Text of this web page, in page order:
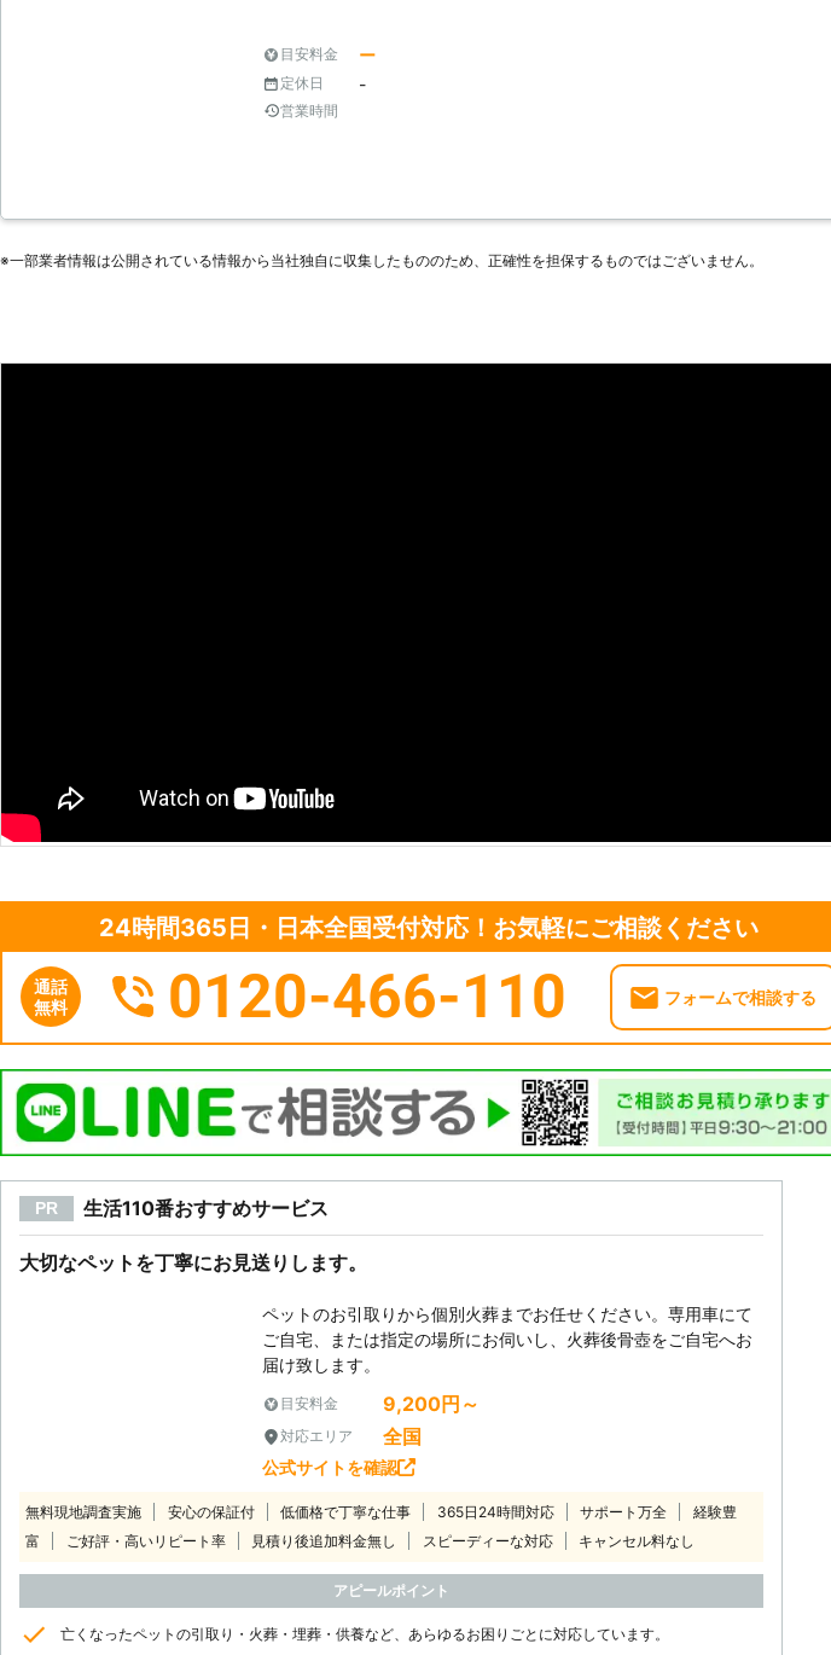
目安料金 ー
定休日 -
営業時間
※⼀部業者情報は公開されている情報から当社独⾃に収集したもののため、正確性を担保するものではございません。
24時間365日・日本全国受付対応！お気軽にご相談ください
通話
無料
0120-466-110 フォームで相談する
PR 生活110番おすすめサービス
大切なペットを丁寧にお見送りします。
ペットのお引取りから個別火葬までお任せください。専用車にて
ご自宅、または指定の場所にお伺いし、火葬後骨壺をご自宅へお
届け致します。
目安料金 9,200円～
対応エリア 全国
公式サイトを確認
無料現地調査実施 安心の保証付 低価格で丁寧な仕事 365日24時間対応 サポート万全
経験豊
富
ご好評・高いリピート率 見積り後追加料金無し スピーディーな対応 キャンセル料なし
アピールポイント
亡くなったペットの引取り・火葬・埋葬・供養など、あらゆるお困りごとに対応しています。